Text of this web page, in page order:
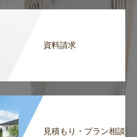
資料請求
見積もり・プラン相談